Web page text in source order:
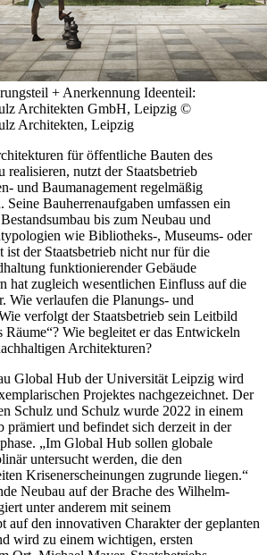
+ Anerkennung Ideenteil:
Architekten GmbH, Leipzig ©
Architekten, Leipzig
für öffentliche Bauten des
realisieren, nutzt der Staatsbetrieb
und Baumanagement regelmäßig
Seine Bauherrenaufgaben umfassen ein
bis zum Neubau und
wie Bibliotheks-, Museums- oder
ist der Staatsbetrieb nicht nur für die
funktionierender Gebäude
hat zugleich wesentlichen Einfluss auf die
Wie verlaufen die Planungs- und
verfolgt der Staatsbetrieb sein Leitbild
Räume“? Wie begleitet er das Entwickeln
Architekturen?
Global Hub der Universität Leipzig wird
Projektes nachgezeichnet. Der
Schulz und Schulz wurde 2022 in einem
prämiert und befindet sich derzeit in der
„Im Global Hub sollen globale
untersucht werden, die den
Krisenerscheinungen zugrunde liegen.“
Neubau auf der Brache des Wilhelm-
unter anderem mit seinem
auf den innovativen Charakter der geplanten
wird zu einem wichtigen, ersten